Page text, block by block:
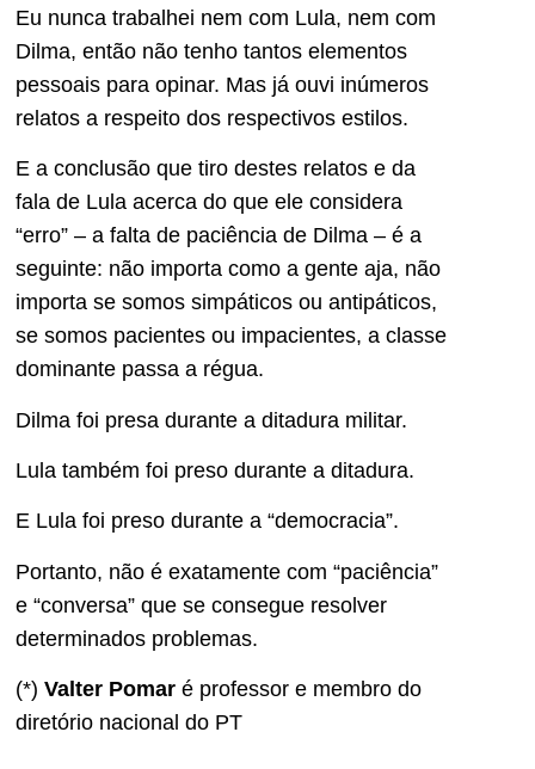
Eu nunca trabalhei nem com Lula, nem com
Dilma, então não tenho tantos elementos
pessoais para opinar. Mas já ouvi inúmeros
relatos a respeito dos respectivos estilos.
E a conclusão que tiro destes relatos e da
fala de Lula acerca do que ele considera
“erro” – a falta de paciência de Dilma – é a
seguinte: não importa como a gente aja, não
importa se somos simpáticos ou antipáticos,
se somos pacientes ou impacientes, a classe
dominante passa a régua.
Dilma foi presa durante a ditadura militar.
Lula também foi preso durante a ditadura.
E Lula foi preso durante a “democracia”.
Portanto, não é exatamente com “paciência”
e “conversa” que se consegue resolver
determinados problemas.
(*) Valter Pomar é professor e membro do
diretório nacional do PT